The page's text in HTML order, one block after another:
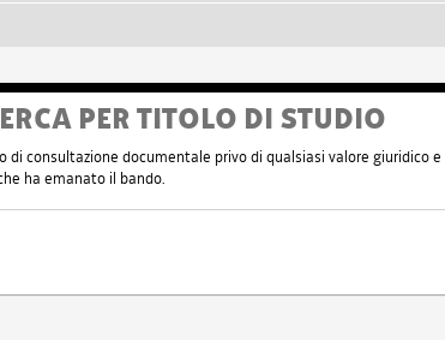
PER TITOLO DI STUDIO
consultazione documentale privo di qualsiasi valore giuridico e
ha emanato il bando.